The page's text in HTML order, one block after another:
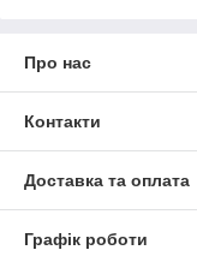
Про нас
Контакти
Доставка та оплата
Графік роботи